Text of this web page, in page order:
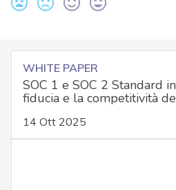
WHITE PAPER
SOC 1 e SOC 2 Standard
fiducia e la competitività
14 Ott 2025